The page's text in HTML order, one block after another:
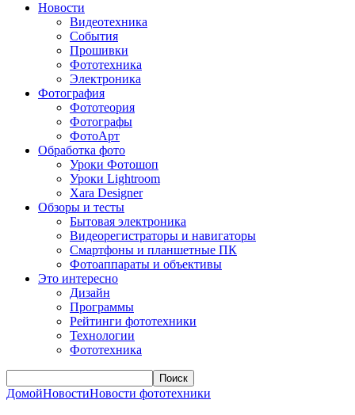
Новости
Видеотехника
События
Прошивки
Фототехника
Электроника
Фотография
Фототеория
Фотографы
ФотоАрт
Обработка фото
Уроки Фотошоп
Уроки Lightroom
Xara Designer
Обзоры и тесты
Бытовая электроника
Видеорегистраторы и навигаторы
Смартфоны и планшетные ПК
Фотоаппараты и объективы
Это интересно
Дизайн
Программы
Рейтинги фототехники
Технологии
Фототехника
Поиск
ДомойНовостиНовости фототехники